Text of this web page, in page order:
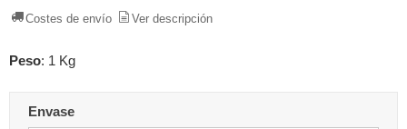
Costes de envío Ver descripción
Peso: 1 Kg
Envase